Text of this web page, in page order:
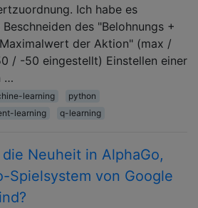
Ich habe es
des "Belohnungs +
der Aktion" (max /
/ -50 eingestellt) Einstellen einer
…
learning
python
learning
q-learning
die Neuheit in AlphaGo,
Spielsystem von Google